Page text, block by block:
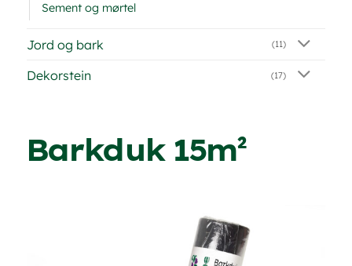
Sement og mørtel
Jord og bark (11)
Dekorstein (17)
Barkduk 15m²